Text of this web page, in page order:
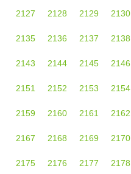
2127 2128 2129 2130
2135 2136 2137 2138
2143 2144 2145 2146
2151 2152 2153 2154
2159 2160 2161 2162
2167 2168 2169 2170
2175 2176 2177 2178